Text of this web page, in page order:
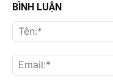
BÌNH LUẬN